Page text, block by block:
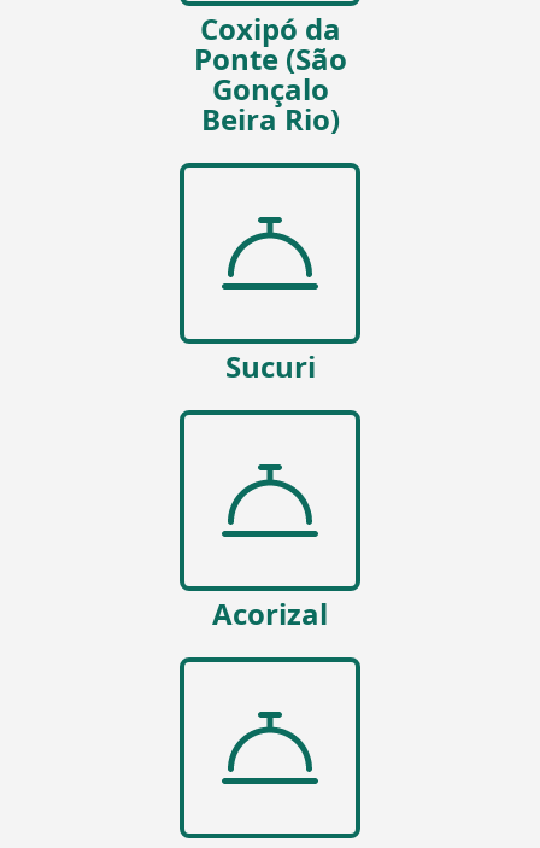
Coxipó da
Ponte (São
Gonçalo
Beira Rio)
Sucuri
Acorizal